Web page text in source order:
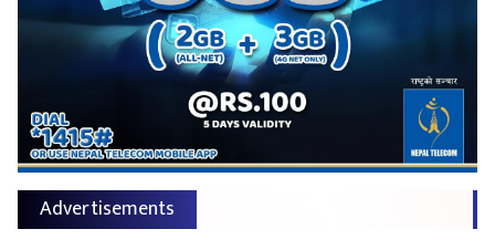
Advertisements